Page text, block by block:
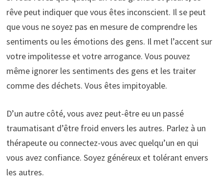
rêve peut indiquer que vous êtes inconscient. Il se peut
que vous ne soyez pas en mesure de comprendre les
sentiments ou les émotions des gens. Il met l’accent sur
votre impolitesse et votre arrogance. Vous pouvez
même ignorer les sentiments des gens et les traiter
comme des déchets. Vous êtes impitoyable.
D’un autre côté, vous avez peut-être eu un passé
traumatisant d’être froid envers les autres. Parlez à un
thérapeute ou connectez-vous avec quelqu’un en qui
vous avez confiance. Soyez généreux et tolérant envers
les autres.